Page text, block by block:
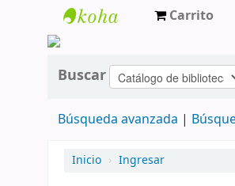
Carrito
Buscar
Búsqueda avanzada
Inicio › Ingresar